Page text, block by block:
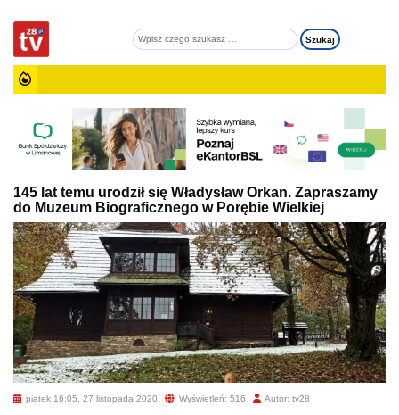
145 lat temu urodził się Władysław Orkan. Zapraszamy
do Muzeum Biograficznego w Porębie Wielkiej
piątek 16:05, 27 listopada 2020 Wyświetleń: 516 Autor: tv28